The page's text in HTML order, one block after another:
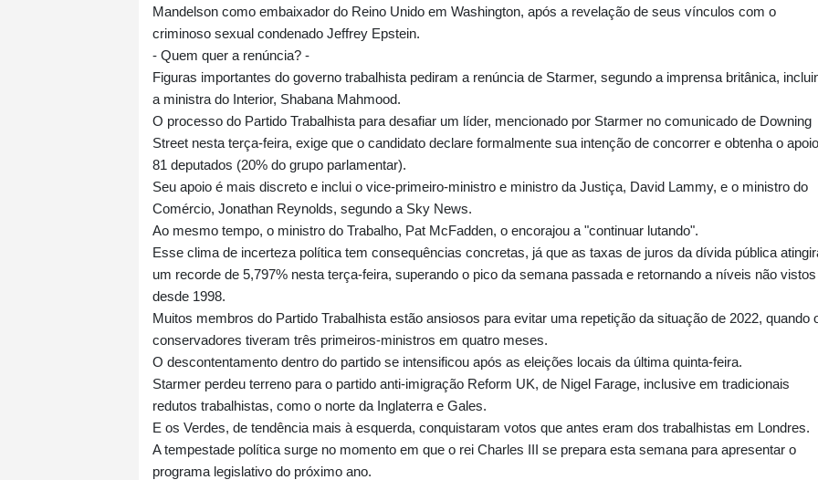
Mandelson como embaixador do Reino Unido em Washington, após a revelação de seus vínculos com o
criminoso sexual condenado Jeffrey Epstein.
- Quem quer a renúncia? -
Figuras importantes do governo trabalhista pediram a renúncia de Starmer, segundo a imprensa britânica,
a ministra do Interior, Shabana Mahmood.
O processo do Partido Trabalhista para desafiar um líder, mencionado por Starmer no comunicado de Downing
Street nesta terça-feira, exige que o candidato declare formalmente sua intenção de concorrer e obtenha o
81 deputados (20% do grupo parlamentar).
Seu apoio é mais discreto e inclui o vice-primeiro-ministro e ministro da Justiça, David Lammy, e o ministro do
Comércio, Jonathan Reynolds, segundo a Sky News.
Ao mesmo tempo, o ministro do Trabalho, Pat McFadden, o encorajou a "continuar lutando".
Esse clima de incerteza política tem consequências concretas, já que as taxas de juros da dívida pública
um recorde de 5,797% nesta terça-feira, superando o pico da semana passada e retornando a níveis não vistos
desde 1998.
Muitos membros do Partido Trabalhista estão ansiosos para evitar uma repetição da situação de 2022, quando
conservadores tiveram três primeiros-ministros em quatro meses.
O descontentamento dentro do partido se intensificou após as eleições locais da última quinta-feira.
Starmer perdeu terreno para o partido anti-imigração Reform UK, de Nigel Farage, inclusive em tradicionais
redutos trabalhistas, como o norte da Inglaterra e Gales.
E os Verdes, de tendência mais à esquerda, conquistaram votos que antes eram dos trabalhistas em Londres.
A tempestade política surge no momento em que o rei Charles III se prepara esta semana para apresentar o
programa legislativo do próximo ano.